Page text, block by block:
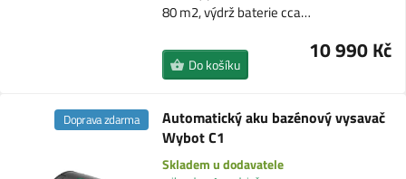
80 m2, výdrž baterie cca…
10 990 Kč
Do košíku
Automatický aku bazénový vysavač
Wybot C1
Doprava zdarma
Skladem u dodavatele